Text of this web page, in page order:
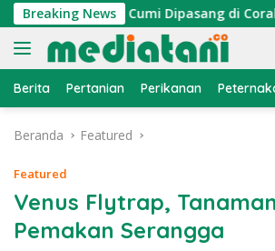
Langsung
ke
konten
Breaking News
Atraktor Cumi Dipasang di Coral Garden
Berita Pertanian Perikanan
Beranda Featured
Featured
Venus Flytrap,
Pemakan Serangga